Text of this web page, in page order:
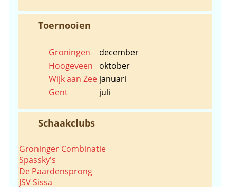
Toernooien
Groningen
december
Hoogeveen
oktober
Wijk aan Zee januari
Gent
juli
Schaakclubs
Groninger Combinatie
Spassky's
De Paardensprong
JSV Sissa